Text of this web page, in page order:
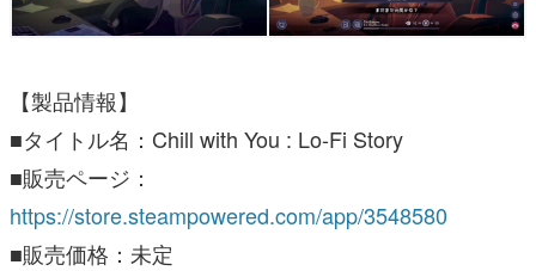
【製品情報】
■タイトル名：Chill with You : Lo-Fi Story
■販売ページ：
https://store.steampowered.com/app/3548580
■販売価格：未定